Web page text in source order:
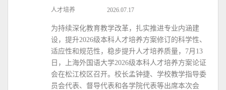
人才培养 2026.07.17
为持续深化教育教学改革，扎实推进专业内涵建
设，提升2026级本科人才培养方案修订的科学性、
适应性和规范性，稳步提升人才培养质量，7月13
日，上海外国语大学2026级本科人才培养方案论证
会在松江校区召开。校长孟钟捷、学校教学指导委
员会代表、督导代表和各学院代表等出席本次会